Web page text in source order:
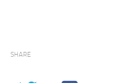
SHARE